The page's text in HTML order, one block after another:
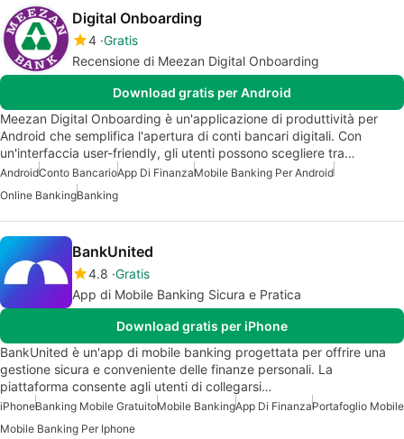
Digital Onboarding
4 Gratis
Recensione di Meezan Digital Onboarding
Download gratis per Android
Meezan Digital Onboarding è un'applicazione di produttività per
Android che semplifica l'apertura di conti bancari digitali. Con
un'interfaccia user-friendly, gli utenti possono scegliere tra…
AndroidConto BancarioApp Di FinanzaMobile Banking Per Android
Online BankingBanking
BankUnited
4.8 Gratis
App di Mobile Banking Sicura e Pratica
Download gratis per iPhone
BankUnited è un'app di mobile banking progettata per offrire una
gestione sicura e conveniente delle finanze personali. La
piattaforma consente agli utenti di collegarsi…
iPhoneBanking Mobile GratuitoMobile BankingApp Di FinanzaPortafoglio Mobile
Mobile Banking Per Iphone